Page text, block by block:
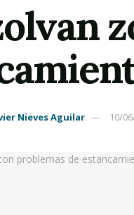
Nieves Aguilar 10/